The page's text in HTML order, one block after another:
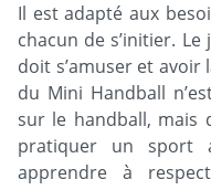
Il est adapté aux
chacun de s’initier.
doit s’amuser et avoir
du Mini Handball
sur le handball, mais
pratiquer un sport
apprendre à